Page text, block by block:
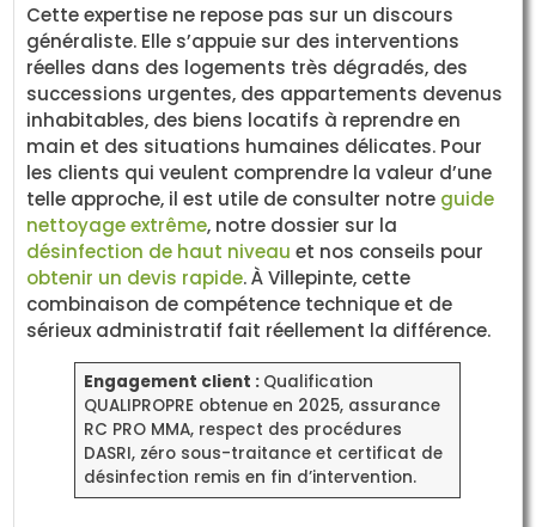
Cette expertise ne repose pas sur un discours
généraliste. Elle s’appuie sur des interventions
réelles dans des logements très dégradés, des
successions urgentes, des appartements devenus
inhabitables, des biens locatifs à reprendre en
main et des situations humaines délicates. Pour
les clients qui veulent comprendre la valeur d’une
telle approche, il est utile de consulter notre guide
nettoyage extrême, notre dossier sur la
désinfection de haut niveau et nos conseils pour
obtenir un devis rapide. À Villepinte, cette
combinaison de compétence technique et de
sérieux administratif fait réellement la différence.
Engagement client : Qualification
QUALIPROPRE obtenue en 2025, assurance
RC PRO MMA, respect des procédures
DASRI, zéro sous-traitance et certificat de
désinfection remis en fin d’intervention.